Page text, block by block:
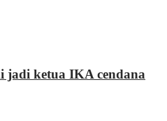
jadi ketua IKA cendana